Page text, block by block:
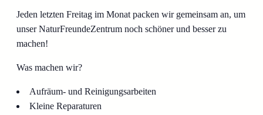
Jeden letzten Freitag im Monat packen wir gemeinsam an, um
unser NaturFreundeZentrum noch schöner und besser zu
machen!
Was machen wir?
Aufräum- und Reinigungsarbeiten
Kleine Reparaturen